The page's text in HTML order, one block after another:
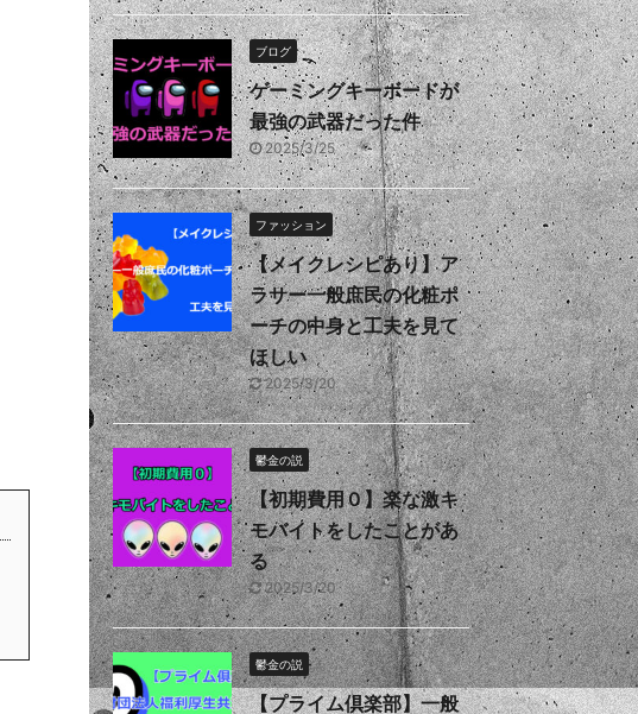
ブログ
ゲーミングキーボードが
最強の武器だった件
2025/3/25
ファッション
【メイクレシピあり】ア
ラサー一般庶民の化粧ポ
ーチの中身と工夫を見て
ほしい
2025/3/20
鬱金の説
【初期費用０】楽な激キ
モバイトをしたことがあ
る
2025/3/20
鬱金の説
【プライム倶楽部】一般